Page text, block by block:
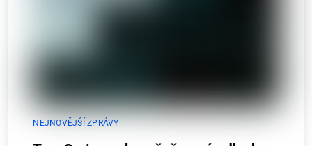
NEJNOVĚJŠÍ ZPRÁVY